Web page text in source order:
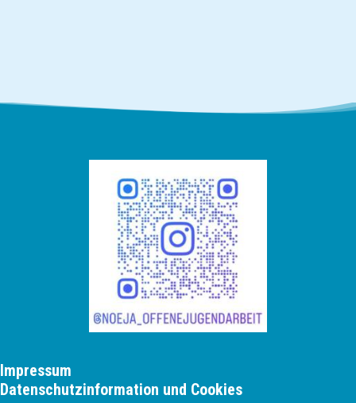
Impressum
Datenschutzinformation und Cookies